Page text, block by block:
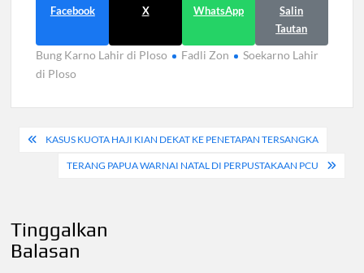
Facebook X WhatsApp
Salin
Tautan
Bung Karno Lahir di Ploso Fadli Zon
Soekarno Lahir
di Ploso
Navigasi
KASUS KUOTA HAJI KIAN DEKAT KE PENETAPAN TERSANGKA
TERANG PAPUA WARNAI NATAL DI PERPUSTAKAAN PCU
Tinggalkan
Balasan